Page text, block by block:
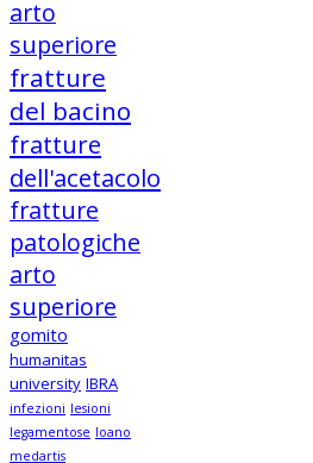
arto
superiore
fratture
del bacino
fratture
dell'acetacolo
fratture
patologiche
arto
superiore
gomito
humanitas
university IBRA
infezioni lesioni
legamentose loano
medartis